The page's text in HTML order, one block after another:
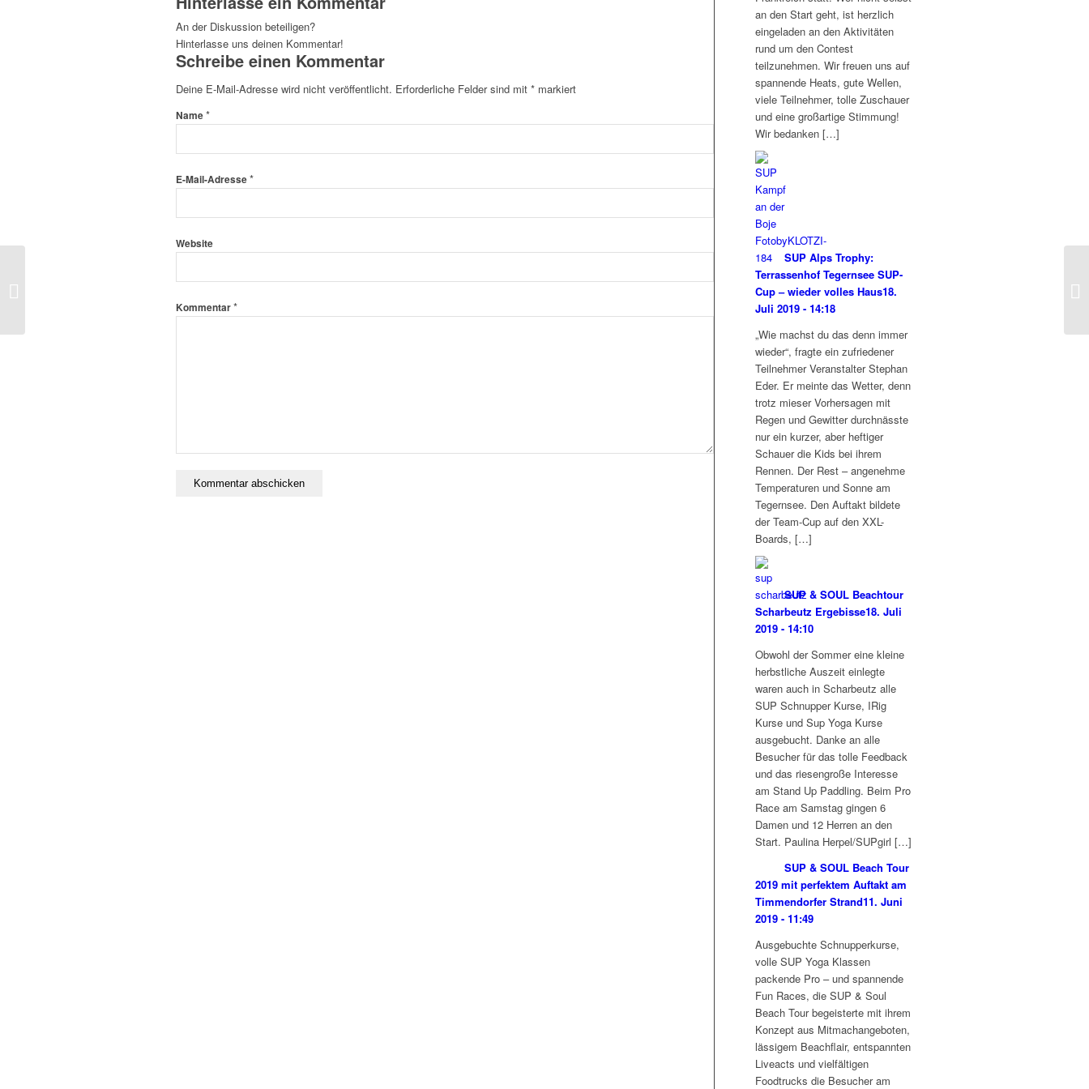
An der Diskussion beteiligen?
Hinterlasse uns deinen Kommentar!
Schreibe einen Kommentar
Deine E-Mail-Adresse wird nicht veröffentlicht. Erforderliche Felder sind mit * markiert
Name*
E-Mail-Adresse*
Website
Kommentar*
an den Start geht, ist herzlich
eingeladen an den Aktivitäten
rund um den Contest
teilzunehmen. Wir freuen uns auf
spannende Heats, gute Wellen,
viele Teilnehmer, tolle Zuschauer
und eine großartige Stimmung!
Wir bedanken […]
SUP Alps Trophy:
Terrassenhof Tegernsee SUP-
Cup – wieder volles Haus18.
Juli 2019 - 14:18
„Wie machst du das denn immer
wieder“, fragte ein zufriedener
Teilnehmer Veranstalter Stephan
Eder. Er meinte das Wetter, denn
trotz mieser Vorhersagen mit
Regen und Gewitter durchnässte
nur ein kurzer, aber heftiger
Schauer die Kids bei ihrem
Rennen. Der Rest – angenehme
Temperaturen und Sonne am
Tegernsee. Den Auftakt bildete
der Team-Cup auf den XXL-
Boards, […]
SUP & SOUL Beachtour
Scharbeutz Ergebisse18. Juli
2019 - 14:10
Obwohl der Sommer eine kleine
herbstliche Auszeit einlegte
waren auch in Scharbeutz alle
SUP Schnupper Kurse, IRig
Kurse und Sup Yoga Kurse
ausgebucht. Danke an alle
Besucher für das tolle Feedback
und das riesengroße Interesse
am Stand Up Paddling. Beim Pro
Race am Samstag gingen 6
Damen und 12 Herren an den
Start. Paulina Herpel/SUPgirl […]
SUP & SOUL Beach Tour
2019 mit perfektem Auftakt am
Timmendorfer Strand11. Juni
2019 - 11:49
Ausgebuchte Schnupperkurse,
volle SUP Yoga Klassen
packende Pro – und spannende
Fun Races, die SUP & Soul
Beach Tour begeisterte mit ihrem
Konzept aus Mitmachangeboten,
lässigem Beachflair, entspannten
Liveacts und vielfältigen
Foodtrucks die Besucher am